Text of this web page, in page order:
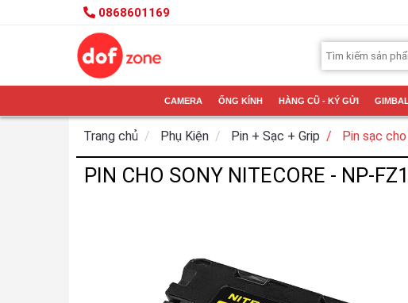
0868601169
CAMERA ỐNG KÍNH HÀNG CŨ - KÝ GỬI GIMBAL
Trang chủ Phụ Kiện Pin + Sạc + Grip Pin sạc
PIN CHO SONY NITECORE - NP-